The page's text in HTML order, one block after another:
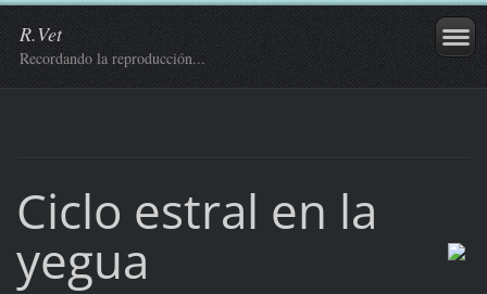
R.Vet
Recordando la reproducción...
Ciclo estral en la
yegua